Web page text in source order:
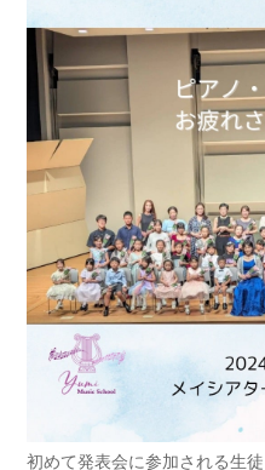
初めて発表会に参加される生